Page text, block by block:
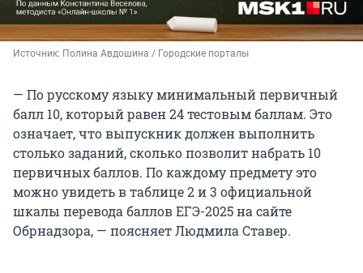
Источник: Полина Авдошина / Городские порталы
— По русскому языку минимальный первичный
балл 10, который равен 24 тестовым баллам. Это
означает, что выпускник должен выполнить
столько заданий, сколько позволит набрать 10
первичных баллов. По каждому предмету это
можно увидеть в таблице 2 и 3 официальной
шкалы перевода баллов ЕГЭ-2025 на сайте
Обрнадзора, — поясняет Людмила Ставер.